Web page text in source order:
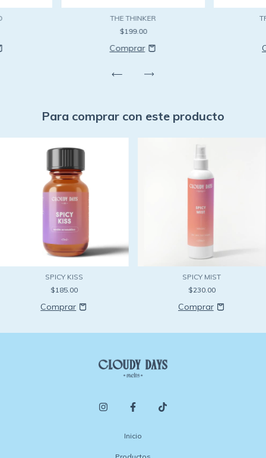
THE THINKER
$199.00
Para comprar con este producto
SPICY KISS
$185.00
SPICY MIST
$230.00
Inicio